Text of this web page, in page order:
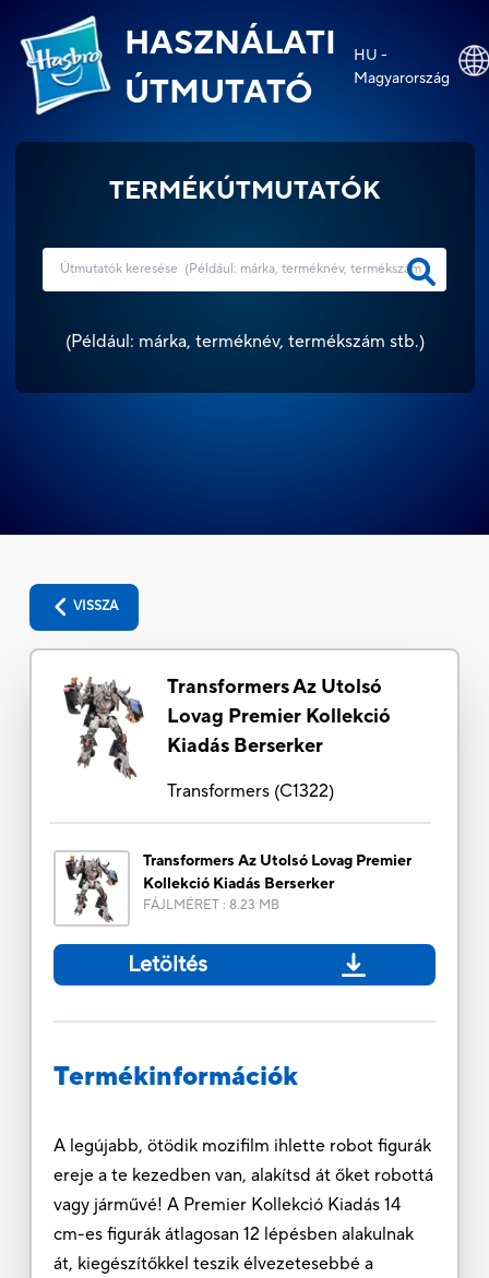
HASZNÁLATI
ÚTMUTATÓ
HU -
Magyarország
TERMÉKÚTMUTATÓK
(Például: márka, terméknév, termékszám stb.)
VISSZA
Transformers Az Utolsó
Lovag Premier Kollekció
Kiadás Berserker
Transformers(C1322)
Transformers Az Utolsó Lovag Premier
Kollekció Kiadás Berserker
FÁJLMÉRET: 8.23 MB
Letöltés
Termékinformációk
A legújabb, ötödik mozifilm ihlette robot figurák
ereje a te kezedben van, alakítsd át őket robottá
vagy járművé! A Premier Kollekció Kiadás 14
cm-es figurák átlagosan 12 lépésben alakulnak
át, kiegészítőkkel teszik élvezetesebbé a